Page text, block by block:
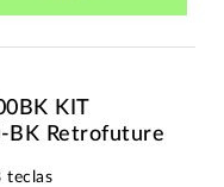
KIT
BK Retrofuture
teclas